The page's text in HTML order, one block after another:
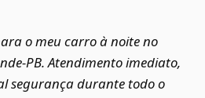
o meu carro à noite no
Atendimento imediato,
segurança durante todo o